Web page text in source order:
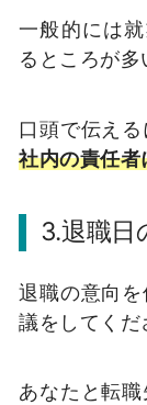
一般的には
るところが多
口頭で伝え
社内の責任
3.退職日
退職の意向
議をしてくだ
あなたと転